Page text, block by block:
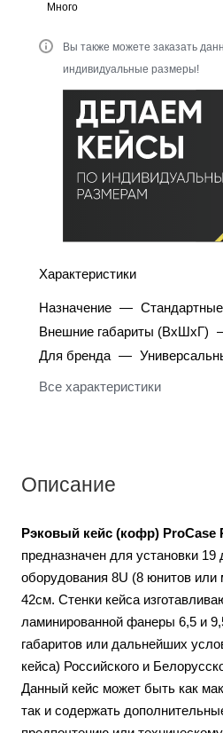
Много
Вы также можете заказать
индивидуальные размеры!
Характеристики
Назначение —
Внешние габариты (ВхШхГ)
Для бренда —
Все характеристики
Описание
Рэковый кейс (кофр) ProCase
предназначен для установки 19
оборудования 8U (8 юнитов
42см. Стенки кейса
ламинированной фанеры 6,5 и
габаритов или дальнейших
кейса) Российского и
Данный кейс может быть как
так и содержать